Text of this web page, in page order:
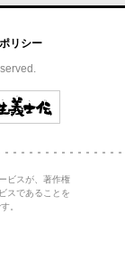
リシー
ビスが、著作権
スであることを
。